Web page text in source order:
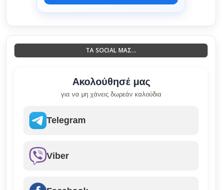
ΤΑ SOCIAL ΜΑΣ...
Ακολούθησέ μας
για να μη χάνεις δωρεάν καλούδια
Telegram
Viber